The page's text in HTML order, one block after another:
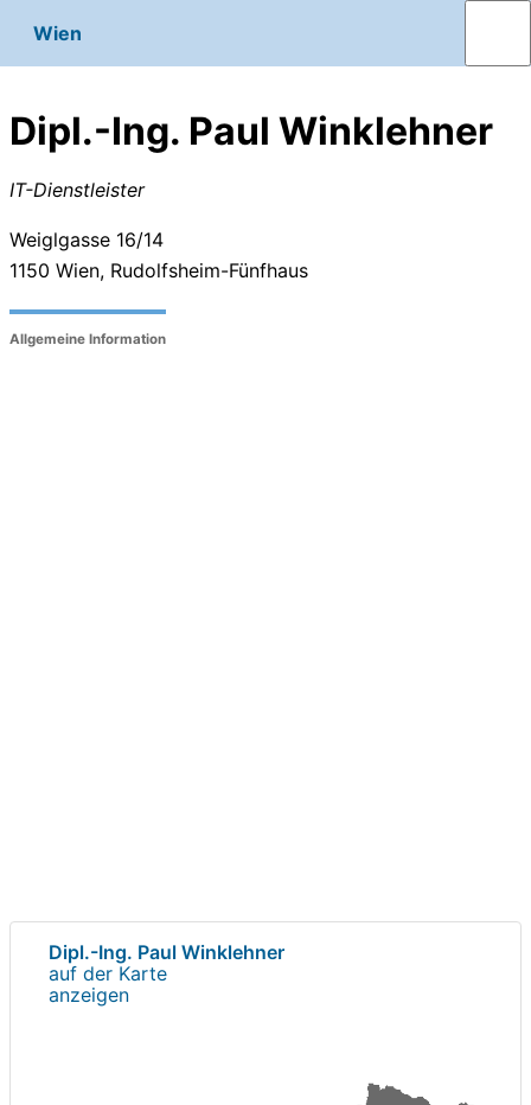
Wien
Dipl.-Ing. Paul Winklehner
IT-Dienstleister
Weiglgasse 16/14
1150 Wien, Rudolfsheim-Fünfhaus
Allgemeine Information
Dipl.-Ing. Paul Winklehner
auf der Karte
anzeigen